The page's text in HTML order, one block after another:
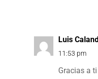
Luis
11:53 pm
Gracias a